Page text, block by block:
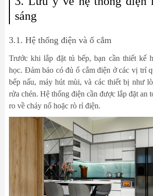
sáng
3.1. Hệ thống điện và ổ cắm
Trước khi lắp đặt tủ bếp, bạn cần thiết kế
học. Đảm bảo có đủ ổ cắm điện ở các vị trí
bếp nấu, máy hút mùi, và các thiết bị như
rửa chén. Hệ thống điện cần được lắp đặt an
ro về cháy nổ hoặc rò rỉ điện.